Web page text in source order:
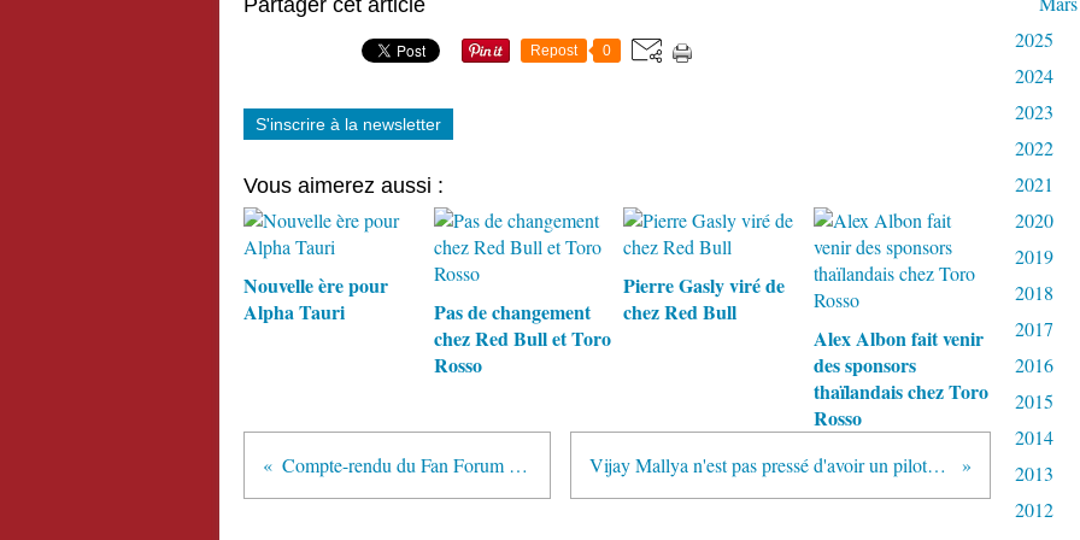
Partager cet article
Repost 0
S'inscrire à la newsletter
Vous aimerez aussi :
Nouvelle ère pour
Alpha Tauri
Pas de changement
chez Red Bull et Toro
Rosso
Pierre Gasly viré de
chez Red Bull
Alex Albon fait venir
des sponsors
thaïlandais chez Toro
Rosso
Compte-rendu du Fan Forum de la FOTA Vijay Mallya n'est pas pressé d'avoir un pilote indien chez lui
2025
2024
2023
2022
2021
2020
2019
2018
2017
2016
2015
2014
2013
2012